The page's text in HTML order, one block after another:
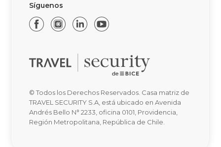
Síguenos
© Todos los Derechos Reservados. Casa matriz de
TRAVEL SECURITY S.A, está ubicado en Avenida
Andrés Bello N° 2233, oficina 0101, Providencia,
Región Metropolitana, República de Chile.